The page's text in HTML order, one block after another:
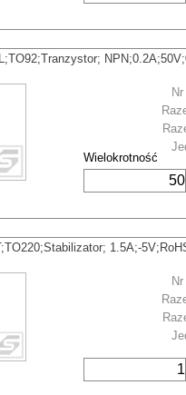
Wielokrotność
1.5A;-